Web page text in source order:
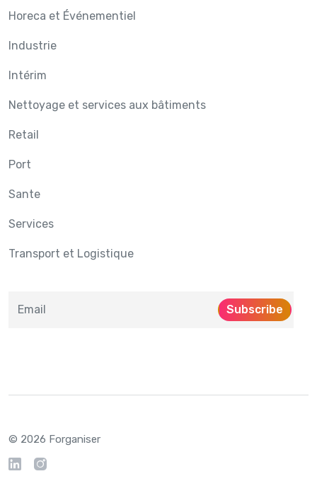
Horeca et Événementiel
Industrie
Intérim
Nettoyage et services aux bâtiments
Retail
Port
Sante
Services
Transport et Logistique
Subscribe
© 2026 Forganiser